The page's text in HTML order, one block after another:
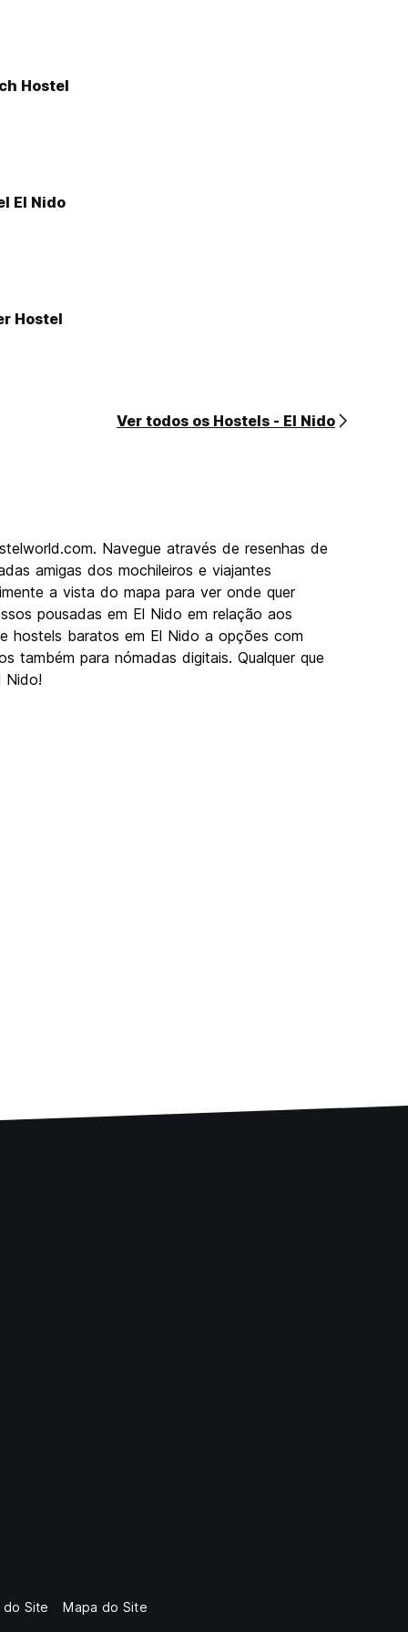
Hostel
El Nido
Hostel
Ver todos os Hostels - El Nido
Navegue através de resenhas de
amigas dos mochileiros e viajantes
a vista do mapa para ver onde quer
pousadas em El Nido em relação aos
hostels baratos em El Nido a opções com
também para nómadas digitais. Qualquer que
Nido!
Site Mapa do Site